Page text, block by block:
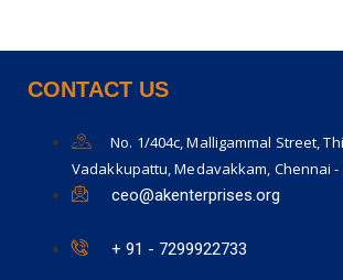
CONTACT US
No. 1/404c, Malligammal Street,
Vadakkupattu, Medavakkam, Chennai -
ceo@akenterprises.org
+ 91 - 7299922733